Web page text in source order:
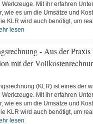
Mit ihr erfahren
wie es um die Umsätze und
KLR wird auch benötigt, um
lesen
- Aus der
mit der
(KLR) ist eines der
Mit ihr erfahren
wie es um die Umsätze und
KLR wird auch benötigt, um
lesen